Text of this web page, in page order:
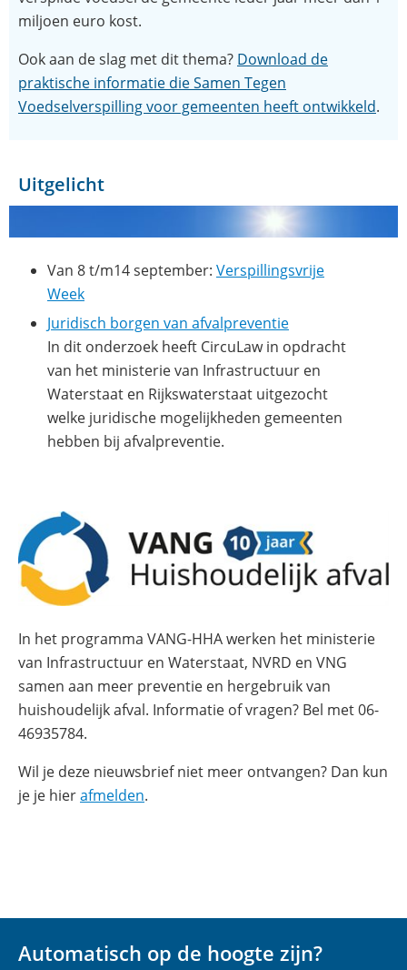
miljoen euro kost.
Ook aan de slag met dit thema? Download de
praktische informatie die Samen Tegen
Voedselverspilling voor gemeenten heeft ontwikkeld.
Uitgelicht
Van 8 t/m14 september: Verspillingsvrije
Week(opent
in
nieuw
venster)
Juridisch borgen van afvalpreventie
In dit onderzoek heeft CircuLaw in opdracht
van het ministerie van Infrastructuur en
Waterstaat en Rijkswaterstaat uitgezocht
welke juridische mogelijkheden gemeenten
hebben bij afvalpreventie.
In het programma VANG-HHA werken het ministerie
van Infrastructuur en Waterstaat, NVRD en VNG
samen aan meer preventie en hergebruik van
huishoudelijk afval. Informatie of vragen? Bel met 06-
46935784.
Wil je deze nieuwsbrief niet meer ontvangen? Dan kun
je je hierafmelden.
Automatisch op de hoogte zijn?